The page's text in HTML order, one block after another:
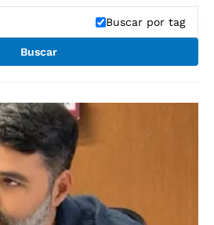
Buscar por tag
Buscar